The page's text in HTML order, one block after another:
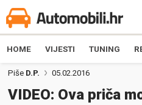
HOME VIJESTI TUNING
Piše D.P. 05.02.2016
VIDEO: Ova priča